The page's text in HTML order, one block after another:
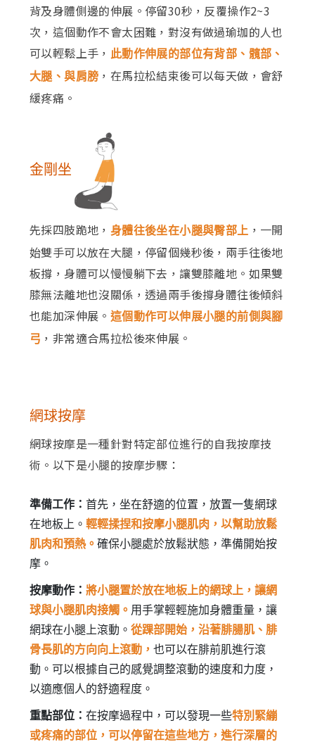
背及身體側邊的伸展。停留30秒，反覆操作2~3
次，這個動作不會太困難，對沒有做過瑜珈的人也
可以輕鬆上手， 此動作伸展的部位有背部、髖部、
大腿、與肩膀 ，在馬拉松結束後可以每天做，會舒
緩疼痛。
金剛坐
先採四肢跪地， 身體往後坐在小腿與臀部上 ，一開
始雙手可以放在大腿，停留個幾秒後，兩手往後地
板撐，身體可以慢慢躺下去，讓雙膝離地。如果雙
膝無法離地也沒關係，透過兩手後撐身體往後傾斜
也能加深伸展。 這個動作可以伸展小腿的前側與腳
弓 ，非常適合馬拉松後來伸展。
網球按摩
網球按摩是一種針對特定部位進行的自我按摩技
術。以下是小腿的按摩步驟：
準備工作： 首先，坐在舒適的位置，放置一隻網球
在地板上。 輕輕揉捏和按摩小腿肌肉，以幫助放鬆
肌肉和預熱。 確保小腿處於放鬆狀態，準備開始按
摩。
按摩動作： 將小腿置於放在地板上的網球上，讓網
球與小腿肌肉接觸。 用手掌輕輕施加身體重量，讓
網球在小腿上滾動。 從踝部開始，沿著腓腸肌、腓
骨長肌的方向向上滾動， 也可以在腓前肌進行滾
動。可以根據自己的感覺調整滾動的速度和力度，
以適應個人的舒適程度。
重點部位： 在按摩過程中，可以發現一些特別緊繃
或疼痛的部位，可以停留在這些地方，進行深層的